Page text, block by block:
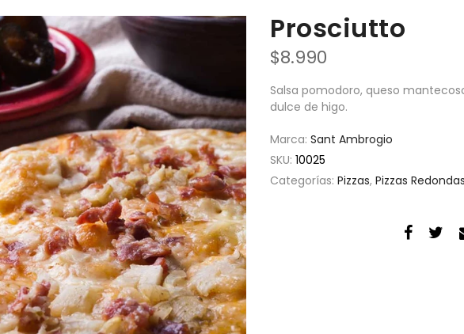
Prosciutto
$8.990
Salsa pomodoro, queso
dulce de higo.
Marca: Sant Ambrogio
SKU: 10025
Categorías: Pizzas, Pizzas Redondas